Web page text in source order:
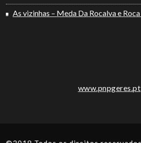
As vizinhas – Meda Da Rocalva e
www.pnpgeres.pt